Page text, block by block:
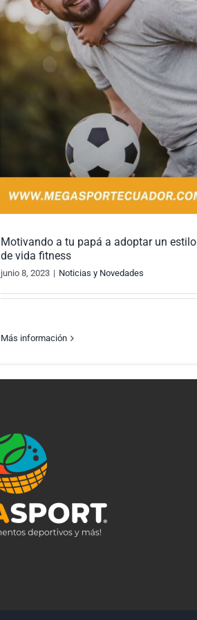
Motivando a tu papá a adoptar un estilo
de vida fitness
junio 8, 2023 | Noticias y Novedades
Más información